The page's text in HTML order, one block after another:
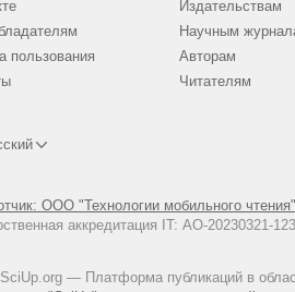
пользования
ООО "Технологии мобильного чтения"
аккредитация IT: АО-
— Платформа публикаций в
Издательствам
Научным
Авторам
Читателям